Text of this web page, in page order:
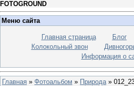
FOTOGROUND
Меню сайта
Главная страница Блог
Колокольный звон
Информация о
Главная » Фотоальбом » Природа »